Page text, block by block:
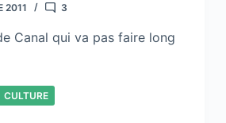
2011 3
Canal qui va pas faire long
CULTURE